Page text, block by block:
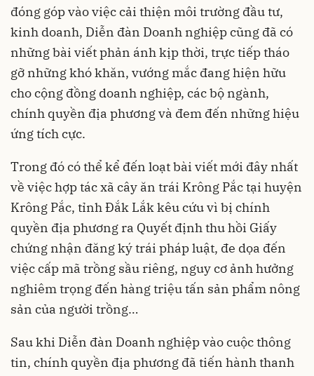
đóng góp vào việc cải thiện môi trường đầu tư,
kinh doanh, Diễn đàn Doanh nghiệp cũng đã có
những bài viết phản ánh kịp thời, trực tiếp tháo
gỡ những khó khăn, vướng mắc đang hiện hữu
cho cộng đồng doanh nghiệp, các bộ ngành,
chính quyền địa phương và đem đến những hiệu
ứng tích cực.
Trong đó có thể kể đến loạt bài viết mới đây nhất
về việc hợp tác xã cây ăn trái Krông Pắc tại huyện
Krông Pắc, tỉnh Đắk Lắk kêu cứu vì bị chính
quyền địa phương ra Quyết định thu hồi Giấy
chứng nhận đăng ký trái pháp luật, đe dọa đến
việc cấp mã trồng sầu riêng, nguy cơ ảnh hưởng
nghiêm trọng đến hàng triệu tấn sản phẩm nông
sản của người trồng…
Sau khi Diễn đàn Doanh nghiệp vào cuộc thông
tin, chính quyền địa phương đã tiến hành thanh